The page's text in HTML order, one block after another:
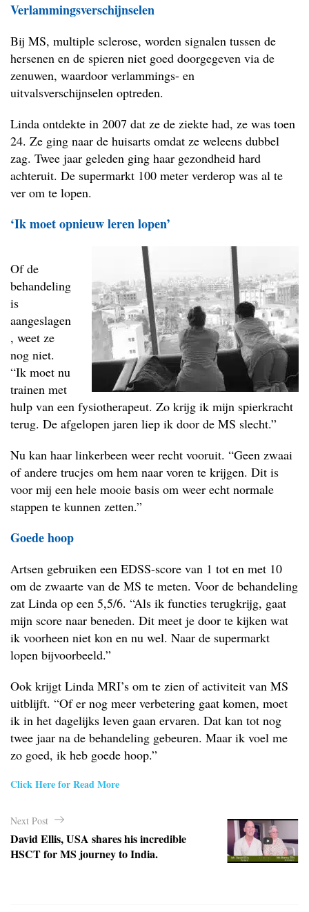
Verlammingsverschijnselen
Bij MS, multiple sclerose, worden signalen tussen de
hersenen en de spieren niet goed doorgegeven via de
zenuwen, waardoor verlammings- en
uitvalsverschijnselen optreden.
Linda ontdekte in 2007 dat ze de ziekte had, ze was toen
24. Ze ging naar de huisarts omdat ze weleens dubbel
zag. Twee jaar geleden ging haar gezondheid hard
achteruit. De supermarkt 100 meter verderop was al te
ver om te lopen.
‘Ik moet opnieuw leren lopen’
Of de
behandeling
is
aangeslagen
, weet ze
nog niet.
“Ik moet nu
trainen met
hulp van een fysiotherapeut. Zo krijg ik mijn spierkracht
terug. De afgelopen jaren liep ik door de MS slecht.”
Nu kan haar linkerbeen weer recht vooruit. “Geen zwaai
of andere trucjes om hem naar voren te krijgen. Dit is
voor mij een hele mooie basis om weer echt normale
stappen te kunnen zetten.”
Goede hoop
Artsen gebruiken een EDSS-score van 1 tot en met 10
om de zwaarte van de MS te meten. Voor de behandeling
zat Linda op een 5,5/6. “Als ik functies terugkrijg, gaat
mijn score naar beneden. Dit meet je door te kijken wat
ik voorheen niet kon en nu wel. Naar de supermarkt
lopen bijvoorbeeld.”
Ook krijgt Linda MRI’s om te zien of activiteit van MS
uitblijft. “Of er nog meer verbetering gaat komen, moet
ik in het dagelijks leven gaan ervaren. Dat kan tot nog
twee jaar na de behandeling gebeuren. Maar ik voel me
zo goed, ik heb goede hoop.”
Click Here for Read More
o
s
Next Post
David Ellis, USA shares his incredible
HSCT for MS journey to India.